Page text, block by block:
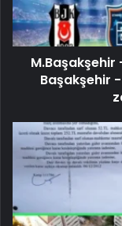
M.Başakşehir
Başakşehir